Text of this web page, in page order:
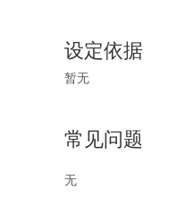
设定依据
暂无
常见问题
无